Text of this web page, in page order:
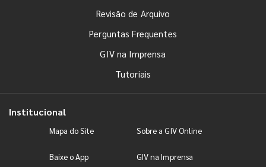
Revisão de Arquivo
Perguntas Frequentes
GIV na Imprensa
Tutoriais
Institucional
Mapa do Site Sobre a GIV Online
Baixe o App GIV na Imprensa